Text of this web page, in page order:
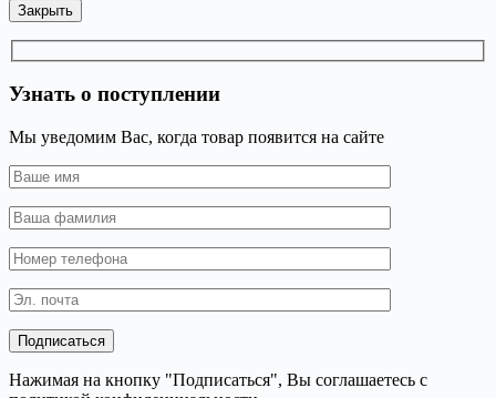
Закрыть
Узнать о поступлении
Мы уведомим Вас, когда товар появится на сайте
Нажимая на кнопку "Подписаться", Вы соглашаетесь с